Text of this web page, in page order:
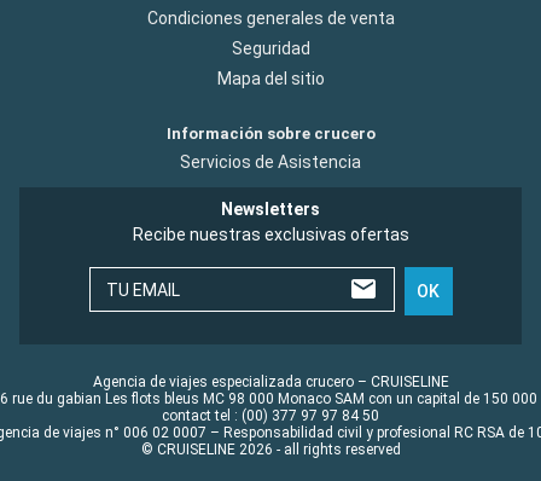
Condiciones generales de venta
Seguridad
Mapa del sitio
Información sobre crucero
Servicios de Asistencia
Newsletters
Recibe nuestras exclusivas ofertas
TU EMAIL OK
Agencia de viajes especializada crucero – CRUISELINE
rue du gabian Les flots bleus MC 98 000 Monaco SAM con un capital de 150 000
contact tel : (00) 377 97 97 84 50
de viajes n° 006 02 0007 – Responsabilidad civil y profesional RC RSA de
© CRUISELINE 2026 - all rights reserved